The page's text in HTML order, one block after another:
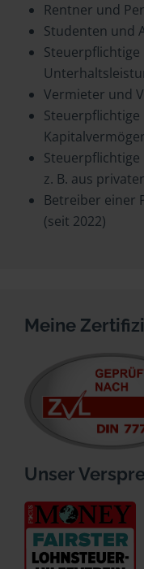
Rentner und
Studenten und
Vermieter und
z. B. aus
Betreiber einer
(seit 2022)
Meine
Unser